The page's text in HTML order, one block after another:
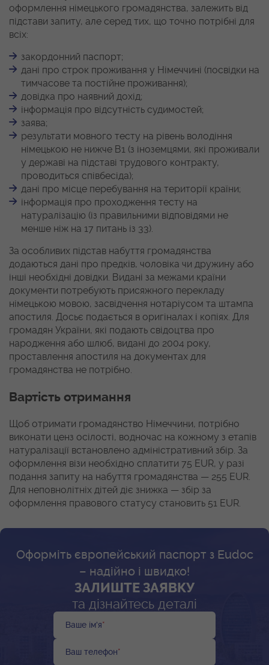
оформлення німецького громадянства, залежить від
підстави запиту, але серед тих, що точно потрібні для
всіх:
закордонний паспорт;
дані про строк проживання у Німеччині (посвідки на
тимчасове та постійне проживання);
довідка про наявний дохід;
інформація про відсутність судимостей;
заява;
результати мовного тесту на рівень володіння
німецькою не нижче В1 (з іноземцями, які проживали
у державі на підставі трудового контракту,
проводиться співбесіда);
дані про місце перебування на території країни;
інформація про проходження тесту на
натуралізацію (із правильними відповідями не
менше ніж на 17 питань із 33).
За особливих підстав набуття громадянства
додаються дані про предків, чоловіка чи дружину або
інші необхідні довідки. Видані за межами країни
документи потребують присяжного перекладу
німецькою мовою, засвідчення нотаріусом та штампа
апостиля. Досьє подається в оригіналах і копіях. Для
громадян України, які подають свідоцтва про
народження або шлюб, видані до 2004 року,
проставлення апостиля на документах для
громадянства не потрібно.
Вартість отримання
Щоб отримати громадянство Німеччини, потрібно
виконати ценз осілості, водночас на кожному з етапів
натуралізації встановлено адміністративний збір. За
оформлення візи необхідно сплатити 75 EUR, у разі
подання запиту на набуття громадянства — 255 EUR.
Для неповнолітніх дітей діє знижка — збір за
оформлення правового статусу становить 51 EUR.
Оформіть європейський паспорт з Eudoc
– надійно і швидко!
ЗАЛИШТЕ ЗАЯВКУ
та дізнайтесь деталі
Ваше ім'я*
Ваш телефон*